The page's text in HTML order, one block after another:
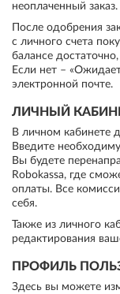
неоплаченный заказ.
После одобрения
с личного счета
балансе
Если нет –
электронной почте.
ЛИЧНЫЙ
В личном кабинете
Введите
Вы будете
Robokassa, где
оплаты. Все
себя.
Также из личного
редактирования
ПРОФИЛЬ
Здесь вы можете